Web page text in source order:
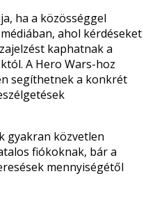
ha a közösséggel
ahol kérdéseket
kaphatnak a
A Hero Wars-hoz
segíthetnek a konkrét
gyakran közvetlen
fiókoknak, bár a
mennyiségétől